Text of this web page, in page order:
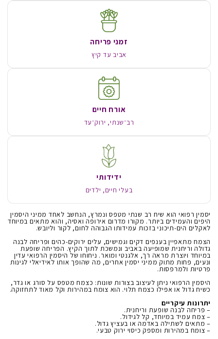
זמני פריחה
אביב עד קיץ
אורח חיים
רב־שנתי, ירוק־עד
ידידותי
בעלי חיים, ילדים
יסמין רפואי הוא שיח רב שנתי מטפס ונמרץ, הנחשב לאחד ממיני היסמין
היפים והעמידים ביותר. מקורו מדרום אירופה ואסיה, והוא מתאים במיוחד
לאקלים הים-תיכוני בזכות עמידותו הגבוהה לחום, לקור וליובש.
הצמח מתאפיין בענפים דקים וגמישים, עלים ירוקים-כהים ופריחה לבנה
גדולה וריחנית שמופיעה באביב ונמשכת לתוך הקיץ. הפריחה שופעת
במיוחד ויוצרת מראה רך, אלגנטי ומואר. ניחוחו של היסמין הרפואי עדין
ונעים, פחות מתוק ממיני יסמין אחרים, מה שהופך אותו לאידיאלי לגינות
פרטיות ולמרפסות.
היסמין הרפואי ניתן לעיצוב בצורות שונות: כצמח מטפס על סורג או גדר,
כשיח גדול או אפילו כצמח תלוי. הוא צומח במהירות וקל מאוד לתחזוקה.
יתרונות עיקריים
– פריחה לבנה שופעת וריחנית.
– צמח עמיד במיוחד, קל לגידול.
– מתאים לשתילה באדמה או בעציץ גדול.
– צומח במהירות ומספק כיסוי ירוק טבעי.